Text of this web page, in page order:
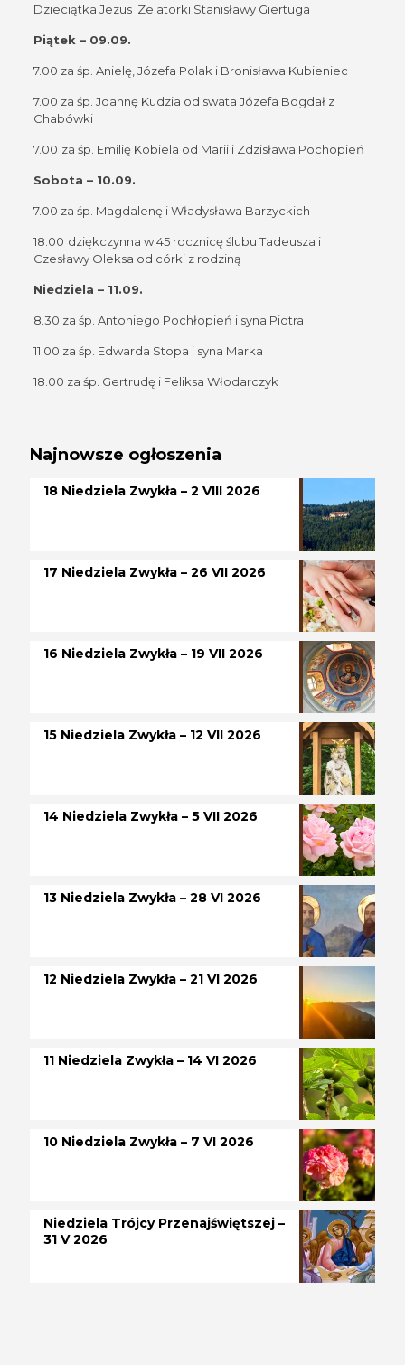
Dzieciątka Jezus Zelatorki Stanisławy Giertuga
Piątek – 09.09.
7.00 za śp. Anielę, Józefa Polak i Bronisława Kubieniec
7.00 za śp. Joannę Kudzia od swata Józefa Bogdał z
Chabówki
7.00 za śp. Emilię Kobiela od Marii i Zdzisława Pochopień
Sobota – 10.09.
7.00 za śp. Magdalenę i Władysława Barzyckich
18.00 dziękczynna w 45 rocznicę ślubu Tadeusza i
Czesławy Oleksa od córki z rodziną
Niedziela – 11.09.
8.30 za śp. Antoniego Pochłopień i syna Piotra
11.00 za śp. Edwarda Stopa i syna Marka
18.00 za śp. Gertrudę i Feliksa Włodarczyk
Najnowsze ogłoszenia
18 Niedziela Zwykła – 2 VIII 2026
17 Niedziela Zwykła – 26 VII 2026
16 Niedziela Zwykła – 19 VII 2026
15 Niedziela Zwykła – 12 VII 2026
14 Niedziela Zwykła – 5 VII 2026
13 Niedziela Zwykła – 28 VI 2026
12 Niedziela Zwykła – 21 VI 2026
11 Niedziela Zwykła – 14 VI 2026
10 Niedziela Zwykła – 7 VI 2026
Niedziela Trójcy Przenajświętszej –
31 V 2026